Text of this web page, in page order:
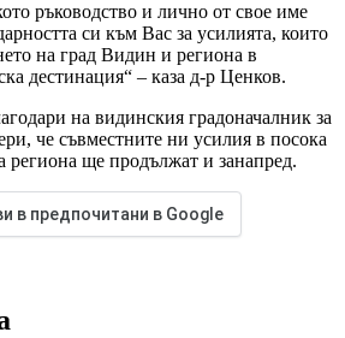
ръководство и лично от свое име
си към Вас за усилията, които
на град Видин и региона в
дестинация“ – каза д-р Ценков.
на видинския градоначалник за
че съвместните ни усилия в посока
региона ще продължат и занапред.
в предпочитани в Google